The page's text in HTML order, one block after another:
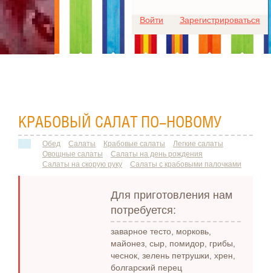
Войти Зарегистрироваться
КРАБОВЫЙ САЛАТ ПО-НОВОМУ
Обед Салаты Крабовые салаты
Легкие салаты
Овощные салаты
Салаты на день рождения
Салаты на скорую руку
Салаты с крабовыми палочками
Для приготовления нам
потребуется:
заварное тесто, морковь,
майонез, сыр, помидор, грибы,
чеснок, зелень петрушки, хрен,
болгарский перец
Для любых предложений по